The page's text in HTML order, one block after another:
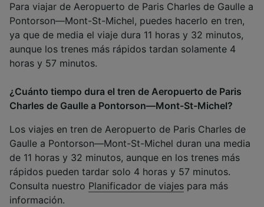
Para viajar de Aeropuerto de Paris Charles de Gaulle a
Pontorson—Mont-St-Michel, puedes hacerlo en tren,
ya que de media el viaje dura 11 horas y 32 minutos,
aunque los trenes más rápidos tardan solamente 4
horas y 57 minutos.
¿Cuánto tiempo dura el tren de Aeropuerto de Paris
Charles de Gaulle a Pontorson—Mont-St-Michel?
Los viajes en tren de Aeropuerto de Paris Charles de
Gaulle a Pontorson—Mont-St-Michel duran una media
de 11 horas y 32 minutos, aunque en los trenes más
rápidos pueden tardar solo 4 horas y 57 minutos.
Consulta nuestro Planificador de viajes para más
información.